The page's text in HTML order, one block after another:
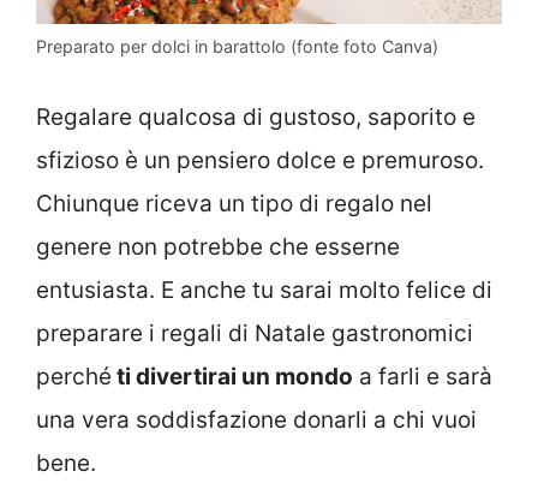
Preparato per dolci in barattolo (fonte foto Canva)
Regalare qualcosa di gustoso, saporito e
sfizioso è un pensiero dolce e premuroso.
Chiunque riceva un tipo di regalo nel
genere non potrebbe che esserne
entusiasta. E anche tu sarai molto felice di
preparare i regali di Natale gastronomici
perché ti divertirai un mondo a farli e sarà
una vera soddisfazione donarli a chi vuoi
bene.